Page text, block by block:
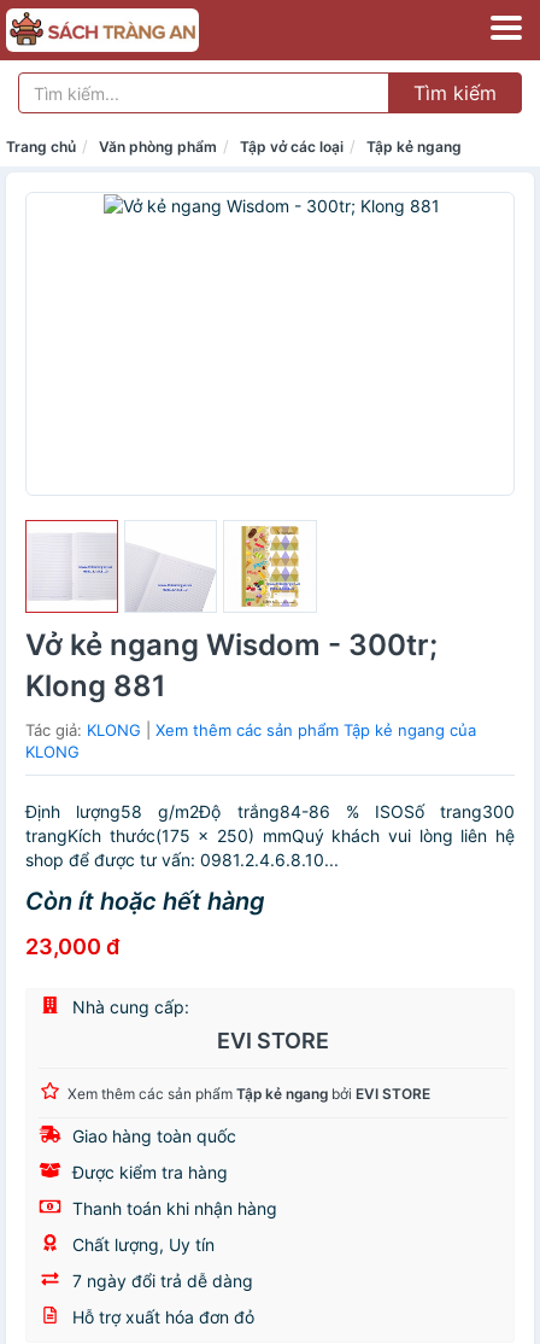
Tìm kiếm
Trang chủ Văn phòng phẩm Tập vở các loại Tập kẻ ngang
Vở kẻ ngang Wisdom - 300tr;
Klong 881
Tác giả: KLONG
Xem thêm các sản phẩm Tập kẻ ngang của
KLONG
Định lượng58 g/m2Độ trắng84-86 % ISOSố trang300
trangKích thước(175 x 250) mmQuý khách vui lòng liên hệ
shop để được tư vấn: 0981.2.4.6.8.10...
Còn ít hoặc hết hàng
23,000 đ
Nhà cung cấp:
EVI STORE
Xem thêm các sản phẩm Tập kẻ ngang bởi EVI STORE
Giao hàng toàn quốc
Được kiểm tra hàng
Thanh toán khi nhận hàng
Chất lượng, Uy tín
7 ngày đổi trả dễ dàng
Hỗ trợ xuất hóa đơn đỏ